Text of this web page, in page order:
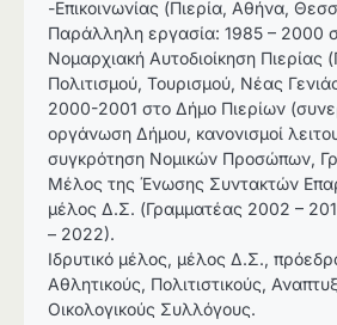
-Επικοινωνίας (Πιερία, Αθήνα,
Παράλληλη εργασία: 1985 – 2000
Νομαρχιακή Αυτοδιοίκηση Πιερίας
Πολιτισμού, Τουρισμού, Νέας
2000-2001 στο Δήμο Πιερίων
οργάνωση Δήμου, κανονισμοί
συγκρότηση Νομικών Προσώπων,
Μέλος της Ένωσης Συντακτών
μέλος Δ.Σ. (Γραμματέας 2002 –
– 2022).
Ιδρυτικό μέλος, μέλος Δ.Σ.,
Αθλητικούς, Πολιτιστικούς,
Οικολογικούς Συλλόγους.